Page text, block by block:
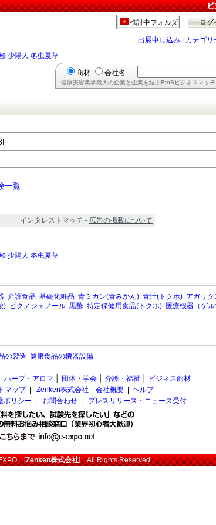
ログ
検討中フォルダ
出展申し込み カテゴリ
少陽人 冬虫夏草
商材 会社名
健康美容業界最大の企業と企業を結ぶBtoBビジネスマッ
一覧
インタレストマッチ - 広告の掲載について
少陽人 冬虫夏草
介護食品 基礎化粧品 青ミカン(青みかん) 青汁(トクホ) アガリク
) ピクノジェノール 黒酢 特定保健用食品(トクホ) 医療機器（ゲル
の製造 健康食品の機器設備
ハーブ・アロマ 団体・学会 介護・福祉
ビジネス商材
マップ| Zenken株式会社 会社概要
ヘルプ
ポリシー お問合わせ プレスリリース・ニュース受付
[Zenken株式会社] All Rights Reserved.